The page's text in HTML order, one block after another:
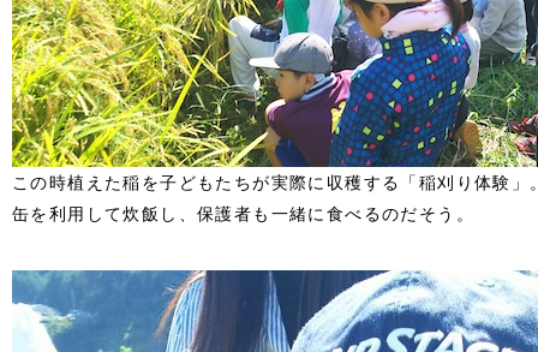
この時植えた稲を子どもたちが実際に収穫する「稲刈り体験
缶を利用して炊飯し、保護者も一緒に食べるのだそう。